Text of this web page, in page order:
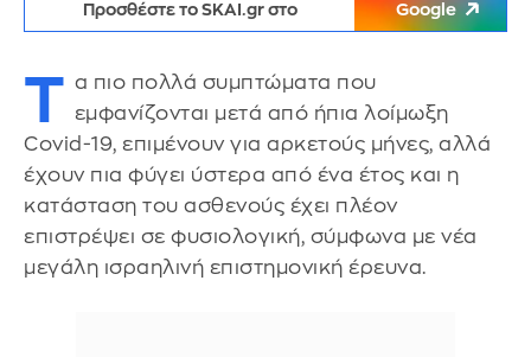
Προσθέστε το SKAI.gr στο Google
Τ α πιο πολλά συμπτώματα που
εμφανίζονται μετά από ήπια λοίμωξη
Covid-19, επιμένουν για αρκετούς μήνες, αλλά
έχουν πια φύγει ύστερα από ένα έτος και η
κατάσταση του ασθενούς έχει πλέον
επιστρέψει σε φυσιολογική, σύμφωνα με νέα
μεγάλη ισραηλινή επιστημονική έρευνα.